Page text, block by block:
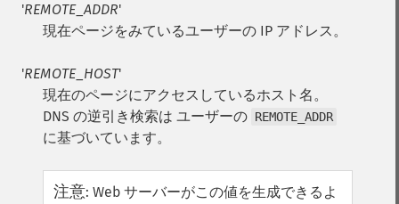
'REMOTE_ADDR'
現在ページをみているユーザーの IP アドレス。
'REMOTE_HOST'
現在のページにアクセスしているホスト名。
DNS の逆引き検索は ユーザーの REMOTE_ADDR
に基づいています。
注意: Web サーバーがこの値を生成できるよ